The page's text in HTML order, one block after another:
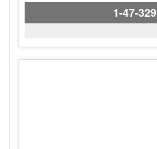
1-47-329